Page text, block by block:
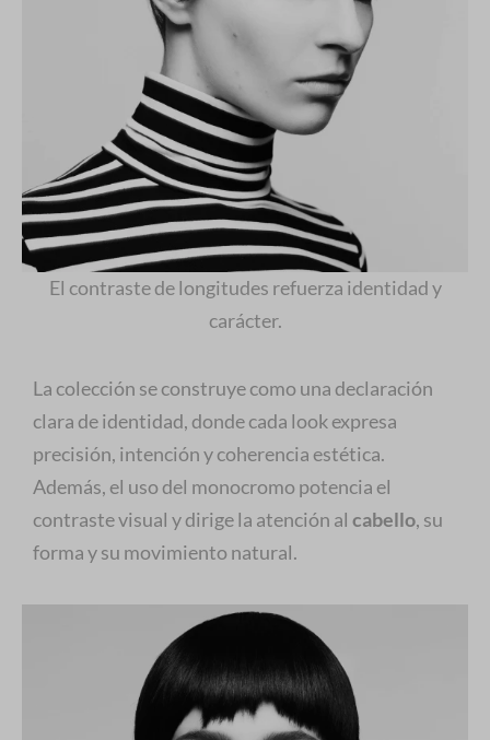
El contraste de longitudes refuerza identidad y
carácter.
La colección se construye como una declaración
clara de identidad, donde cada look expresa
precisión, intención y coherencia estética.
Además, el uso del monocromo potencia el
contraste visual y dirige la atención alcabello, su
forma y su movimiento natural.